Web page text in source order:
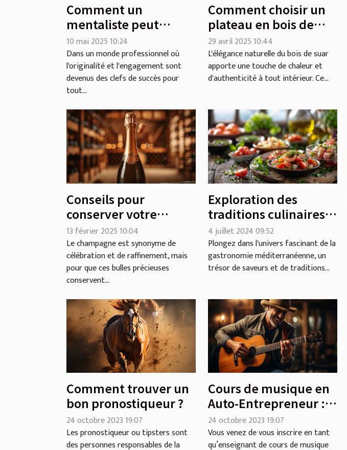
Comment un
mentaliste peut
transformer vos
événements
professionnels
10 mai 2025 10:24
Dans un monde professionnel où
l'originalité et l'engagement sont
devenus des clefs de succès pour
tout...
Comment choisir un
plateau en bois de
suar pour votre
intérieur
29 avril 2025 10:44
L'élégance naturelle du bois de suar
apporte une touche de chaleur et
d'authenticité à tout intérieur. Ce...
Conseils pour
conserver votre
champagne afin de
préserver sa qualité
et son goût
13 février 2025 10:04
Le champagne est synonyme de
célébration et de raffinement, mais
pour que ces bulles précieuses
conservent...
Exploration des
traditions culinaires
méditerranéennes
dans une brasserie
moderne
4 juillet 2024 09:52
Plongez dans l'univers fascinant de la
gastronomie méditerranéenne, un
trésor de saveurs et de traditions...
Comment trouver un
bon pronostiqueur ?
24 octobre 2023 19:07
Les pronostiqueur ou tipsters sont
des personnes responsables de la
Cours de musique en
Auto-Entrepreneur :
quel est le contenu de
l’enseignement ?
24 octobre 2023 19:07
Vous venez de vous inscrire en tant
qu’enseignant de cours de musique